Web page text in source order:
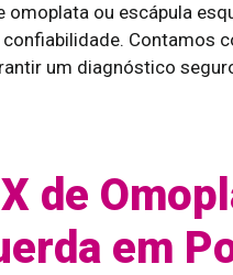
omoplata ou escápula
Contamos
um diagnóstico
de
em